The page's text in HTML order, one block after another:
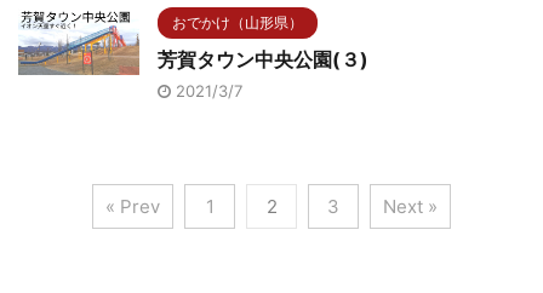
おでかけ（山形県）
芳賀タウン中央公園(３)
2021/3/7
« Prev 1 2 3 Next »